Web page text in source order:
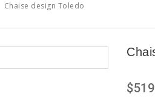
Chaise design Toledo